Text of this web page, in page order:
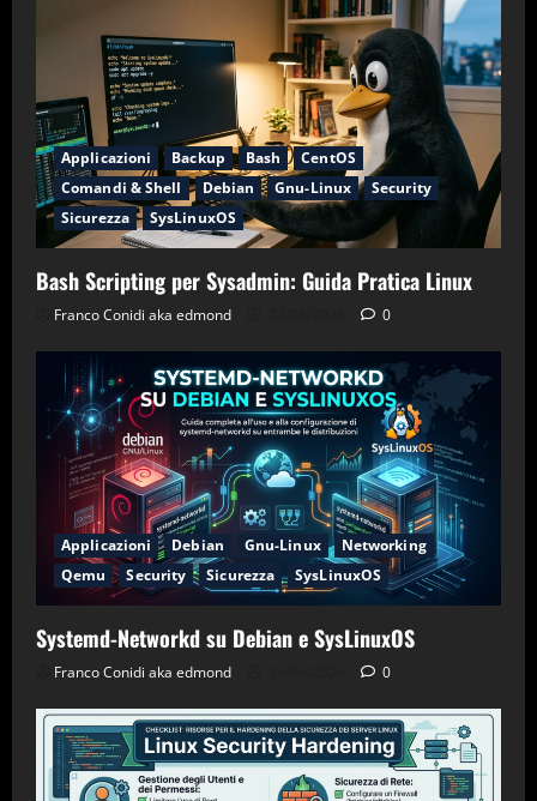
Applicazioni Backup Bash
CentOS
Comandi & Shell
Debian Gnu-Linux
Security
Sicurezza
SysLinuxOS
Bash Scripting per Sysadmin: Guida Pratica Linux
Franco Conidi aka edmond 0
Applicazioni Debian Gnu-Linux
Networking
Qemu
Security Sicurezza SysLinuxOS
Systemd-Networkd su Debian e SysLinuxOS
Franco Conidi aka edmond 0